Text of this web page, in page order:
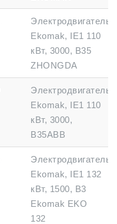
Электродвигатель
Ekomak, IE1 110
кВт, 3000, B35
ZHONGDA
Электродвигатель
Ekomak, IE1 110
кВт, 3000,
B35ABB
Электродвигатель
Ekomak, IE1 132
кВт, 1500, B3
Ekomak EKO
132